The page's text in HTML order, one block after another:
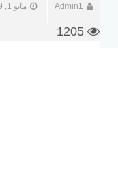
Admin1 مايو 1, 2019
1205